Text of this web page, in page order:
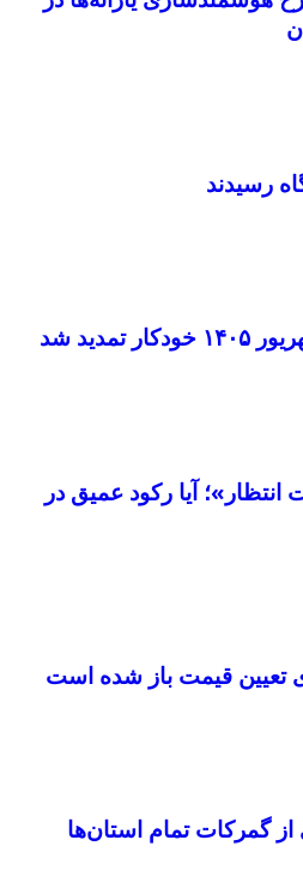
رسیدند
شد
آیا رکود عمیق در
تعیین قیمت باز شده است
گمرکات تمام استان‌ها